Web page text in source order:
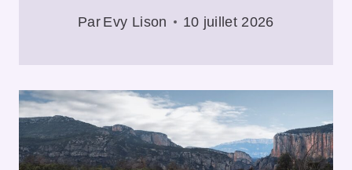
Par Evy Lison 10 juillet 2026